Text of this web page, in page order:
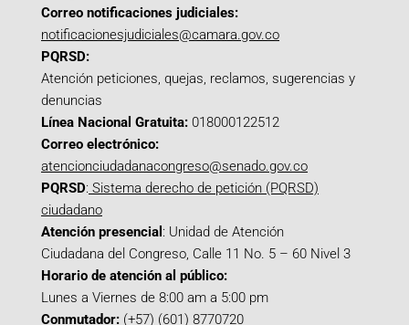
Correo notificaciones judiciales:
notificacionesjudiciales@camara.gov.co
PQRSD:
Atención peticiones, quejas, reclamos, sugerencias y
denuncias
Línea Nacional Gratuita: 018000122512
Correo electrónico:
atencionciudadanacongreso@senado.gov.co
PQRSD: Sistema derecho de petición (PQRSD)
ciudadano
Atención presencial : Unidad de Atención
Ciudadana del Congreso, Calle 11 No. 5 – 60 Nivel 3
Horario de atención al público:
Lunes a Viernes de 8:00 am a 5:00 pm
Conmutador: (+57) (601) 8770720